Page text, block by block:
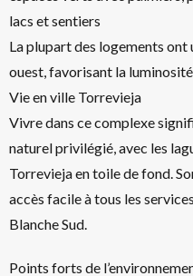
lacs et sentiers
La plupart des logements
ouest, favorisant la
Vie en ville Torrevieja
Vivre dans ce complexe
naturel privilégié, avec les
Torrevieja en toile de fond.
accès facile à tous les
Blanche Sud.
Points forts de